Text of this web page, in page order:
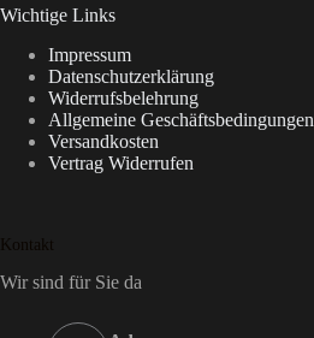
Wichtige Links
Impressum
Datenschutzerklärung
Widerrufsbelehrung
Allgemeine Geschäftsbedingungen
Versandkosten
Vertrag Widerrufen
Kontakt
Wir sind für Sie da